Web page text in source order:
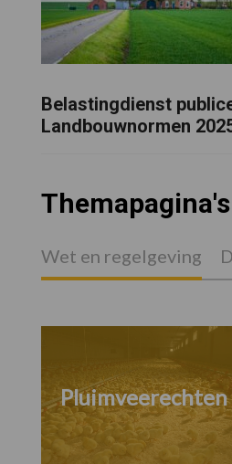
Belastingdienst
Landbouwnormen
Themapagina's
Wet en regelgeving
Pluimveerechten